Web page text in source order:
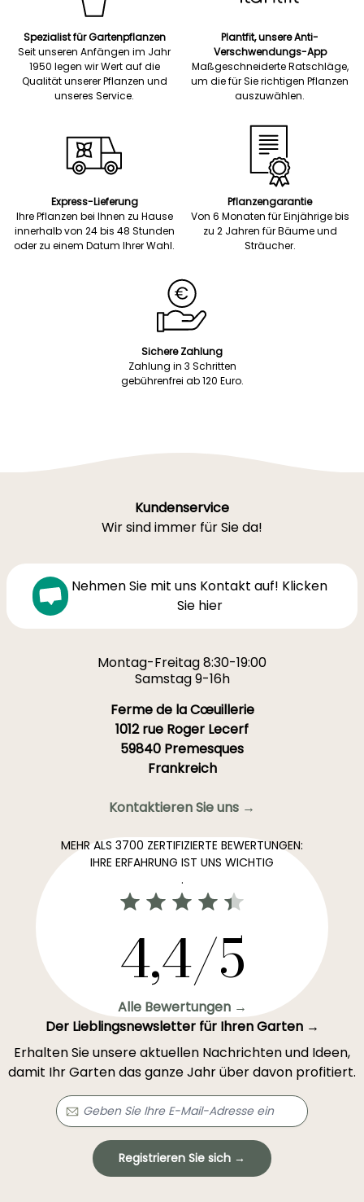
Spezialist für Gartenpflanzen
Seit unseren Anfängen im Jahr
1950 legen wir Wert auf die
Qualität unserer Pflanzen und
unseres Service.
Plantfit, unsere Anti-
Verschwendungs-App
Maßgeschneiderte Ratschläge,
um die für Sie richtigen Pflanzen
auszuwählen.
Express-Lieferung
Ihre Pflanzen bei Ihnen zu Hause
innerhalb von 24 bis 48 Stunden
oder zu einem Datum Ihrer Wahl.
Pflanzengarantie
Von 6 Monaten für Einjährige bis
zu 2 Jahren für Bäume und
Sträucher.
Sichere Zahlung
Zahlung in 3 Schritten
gebührenfrei ab 120 Euro.
Kundenservice
Wir sind immer für Sie da!
Nehmen Sie mit uns Kontakt auf! Klicken
Sie hier
Montag-Freitag 8:30-19:00
Samstag 9-16h
Ferme de la Cœuillerie
1012 rue Roger Lecerf
59840 Premesques
Frankreich
Kontaktieren Sie uns →
MEHR ALS 3700 ZERTIFIZIERTE BEWERTUNGEN:
IHRE ERFAHRUNG IST UNS WICHTIG
.
4,4/5
Alle Bewertungen →
Der Lieblingsnewsletter für Ihren Garten →
Erhalten Sie unsere aktuellen Nachrichten und Ideen,
damit Ihr Garten das ganze Jahr über davon profitiert.
Registrieren Sie sich →